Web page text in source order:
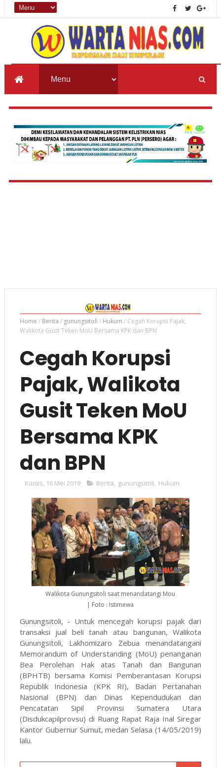
Home / Berita / gunungsitoli / Hukum / Cegah Korupsi Pajak,
Walikota Gusit Teken MoU Bersama KPK dan BPN
Cegah Korupsi
Pajak, Walikota
Gusit Teken MoU
Bersama KPK
dan BPN
Kamis, 16 Mei 2019 Berita, gunungsitoli, Hukum
Walikota Gunungsitoli saat menandatangi Mou
| Foto : Istimewa
Gunungsitoli, - Untuk mencegah korupsi pajak dari
transaksi jual beli tanah atau bangunan, Walikota
Gunungsitoli, Lakhomizaro Zebua menandatangani
Memorandum of Understanding (MoU) penanganan
Bea Perolehan Hak atas Tanah dan Bangunan
(BPHTB) bersama Komisi Pemberantasan Korupsi
Republik Indonesia (KPK RI), Badan Pertanahan
Nasional (BPN) dan Dinas Kependudukan dan
Pencatatan Sipil Provinsi Sumatera Utara
(Disdukcapilprovsu) di Ruang Rapat Raja Inal Siregar
Kantor Gubernur Sumut, medan Selasa (14/05/2019)
lalu.